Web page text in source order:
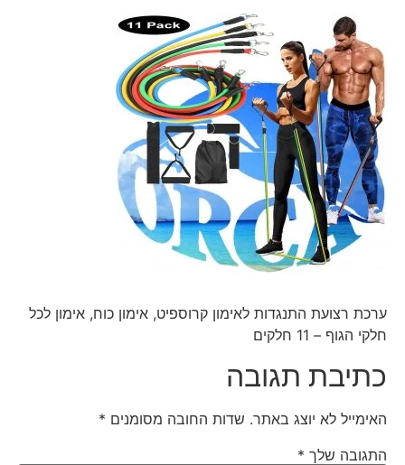
ערכת רצועת התנגדות לאימון קרוספיט, אימון כוח, אימון לכל
חלקי הגוף – 11 חלקים
כתיבת תגובה
האימייל לא יוצג באתר. שדות החובה מסומנים *
התגובה שלך *